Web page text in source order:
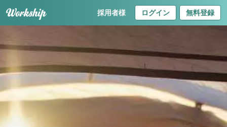
採用者様 ログイン 無料登録